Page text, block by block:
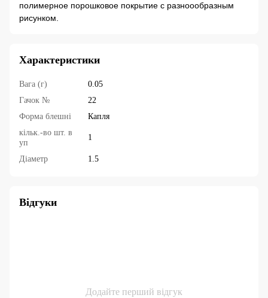
полимерное порошковое покрытие с разноообразным
рисунком.
Характеристики
Вага (г)
0.05
Гачок №
22
Форма блешні
Капля
кільк.-во шт. в
уп
1
Діаметр 1.5
Відгуки
Додайте перший відгук